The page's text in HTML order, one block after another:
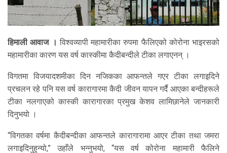
हिमाली आवाज । विश्वव्यापी महामारीका रुपमा फैलिएको कोरोना भाइरसको
महामारीका कारण यस वर्ष कास्कीमा कैदीबन्दीले टीका लगाएनन् ।
विगतमा विजयादशमीका दिन नजिकका आफन्तले गएर टीका लगाइदिने
प्रचलन रहे पनि यस वर्ष कारागारमा कैदी जीवन यापन गर्दै आएका बन्दीहरूले
टीका नलगाएको कास्की कारागारका प्रमुख केशव लामिछानेले जानकारी
दिनुभयो ।
“विगतका वर्षमा कैदीबन्दीका आफन्तले कारागारामा आएर टीका तथा जमरा
लगाइदिनुहुन्यो,” उहाँले भन्नुभयो, “यस वर्ष कोरोना महामारी फैलिने